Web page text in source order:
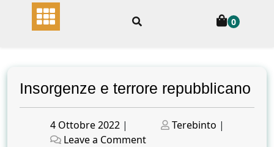
0
Insorgenze e terrore repubblicano
Posted
on
4 Ottobre 2022 |
Posted
Terebinto |
Leave a Commenton